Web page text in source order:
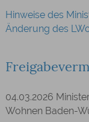
Hinweise des
Änderung des
04.03.2026
Wohnen Baden-